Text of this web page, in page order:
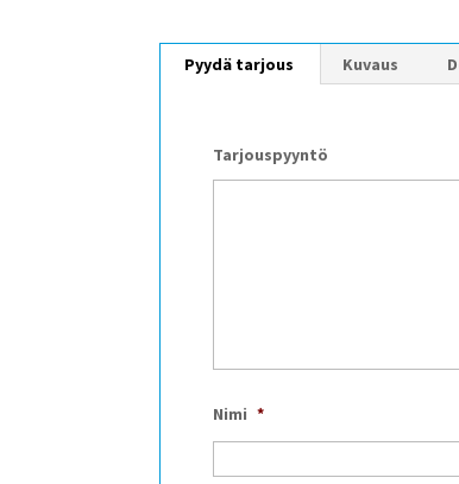
Pyydä tarjous Kuvaus
Tarjouspyyntö
Nimi *